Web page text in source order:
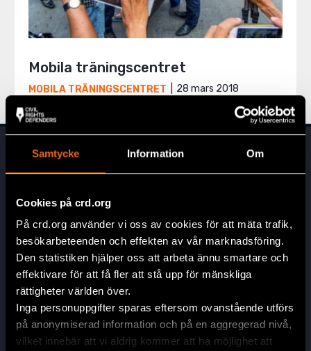
Samtycke Information Om
Cookies på crd.org
På crd.org använder vi oss av cookies för att mäta trafik,
besökarbeteenden och effekten av vår marknadsföring.
Den statistiken hjälper oss att arbeta ännu smartare och
effektivare för att få fler att stå upp för mänskliga
rättigheter världen över.
Inga personuppgifter sparas eftersom ovanstående utförs
på anonymiserad information och på en aggregerad nivå,
vilket innebär att vi aldrig kommer att ha möjlighet att
Mobila träningscentret
MOBILA TRÄNINGSCENTRET 28 mars 2018
Huvudkontor
Civil Rights Defenders
Östgötagatan 90
SE-116 64 Stockholm, Sverige
Kontakta oss
info@crd.org